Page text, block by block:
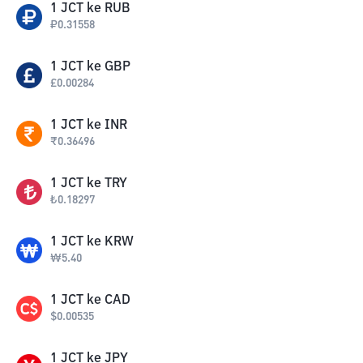
1 JCT ke RUB
₽0.31558
1 JCT ke GBP
£0.00284
1 JCT ke INR
₹0.36496
1 JCT ke TRY
₺0.18297
1 JCT ke KRW
₩5.40
1 JCT ke CAD
$0.00535
1 JCT ke JPY